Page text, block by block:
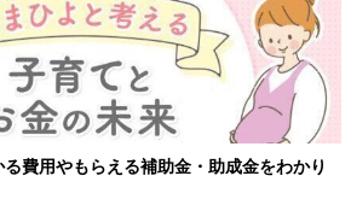
費用やもらえる補助金・助成金をわかり